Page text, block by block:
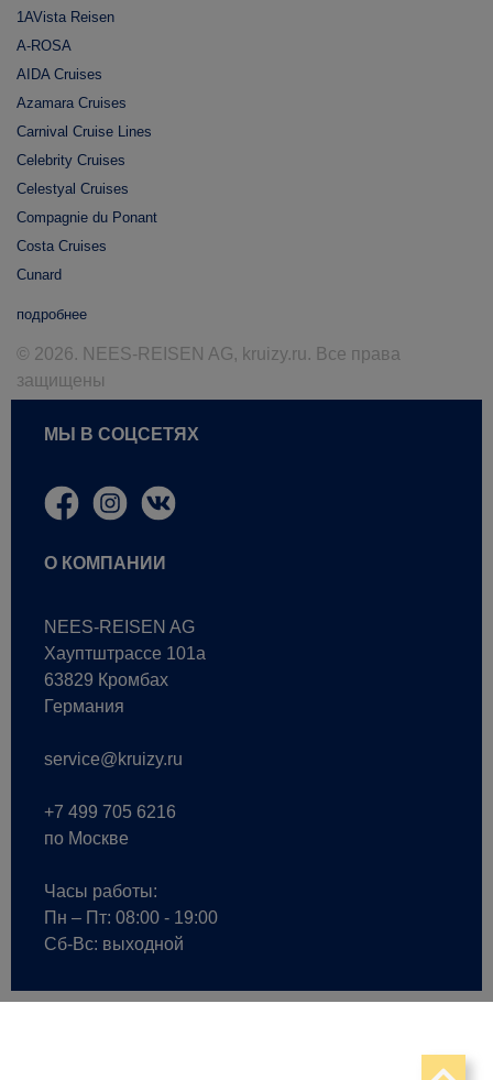
1AVista Reisen
A-ROSA
AIDA Cruises
Azamara Cruises
Carnival Cruise Lines
Celebrity Cruises
Celestyal Cruises
Compagnie du Ponant
Costa Cruises
Cunard
подробнее
© 2026. NEES-REISEN AG, kruizy.ru. Все права
защищены
МЫ В СОЦСЕТЯХ
О КОМПАНИИ
NEES-REISEN AG
Хауптштрассе 101a
63829 Кромбах
Германия
service@kruizy.ru
+7 499 705 6216
по Москве
Часы работы:
Пн – Пт: 08:00 - 19:00
Сб-Вс: выходной